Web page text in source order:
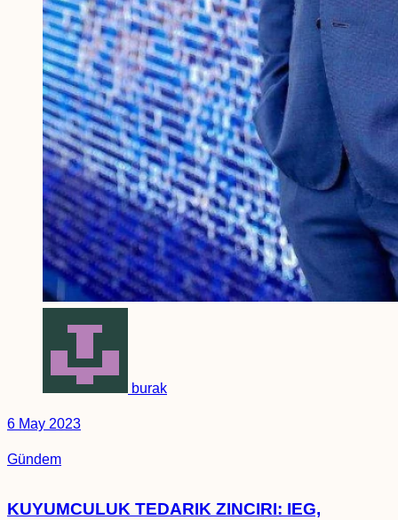
burak
6 May 2023
Gündem
KUYUMCULUK TEDARIK ZINCIRI: IEG,